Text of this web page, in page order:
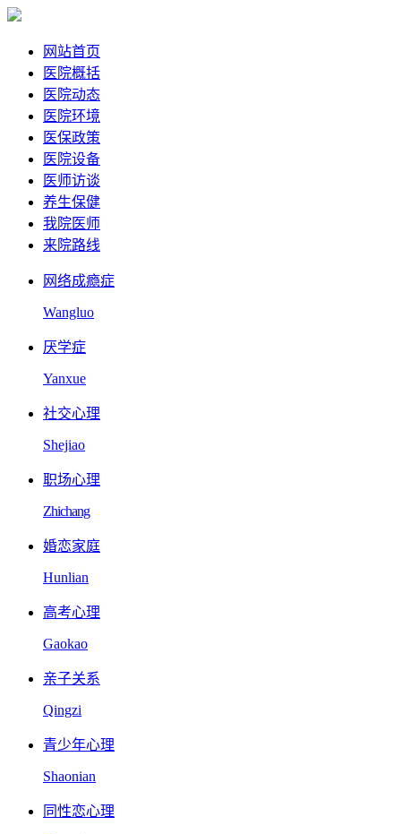
网站首页
医院概括
医院动态
医院环境
医保政策
医院设备
医师访谈
养生保健
我院医师
来院路线
网络成瘾症
Wangluo
厌学症
Yanxue
社交心理
Shejiao
职场心理
Zhichang
婚恋家庭
Hunlian
高考心理
Gaokao
亲子关系
Qingzi
青少年心理
Shaonian
同性恋心理